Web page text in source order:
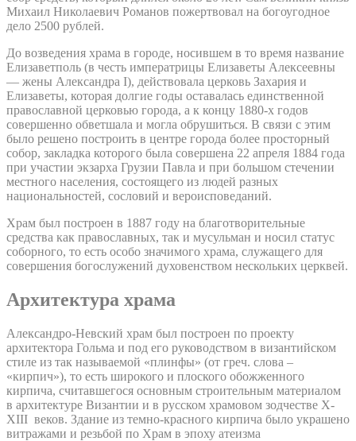
Михаил Николаевич Романов пожертвовал на богоугодное
дело 2500 рублей.
До возведения храма в городе, носившем в то время название
Елизаветполь (в честь императрицы Елизаветы Алексеевны
— жены Александра I), действовала церковь Захария и
Елизаветы, которая долгие годы оставалась единственной
православной церковью города, а к концу 1880-х годов
совершенно обветшала и могла обрушиться. В связи с этим
было решено построить в центре города более просторный
собор, закладка которого была совершена 22 апреля 1884 года
при участии экзарха Грузии Павла и при большом стечении
местного населения, состоящего из людей разных
национальностей, сословий и вероисповеданий.
Храм был построен в 1887 году на благотворительные
средства как православных, так и мусульман и носил статус
соборного, то есть особо значимого храма, служащего для
совершения богослужений духовенством нескольких церквей.
Архитектура храма
Александро-Невский храм был построен по проекту
архитектора Гольма и под его руководством в византийском
стиле из так называемой «плинфы» (от греч. слова –
«кирпич»), то есть широкого и плоского обожженного
кирпича, считавшегося основным строительным материалом
в архитектуре Византии и в русском храмовом зодчестве X-
XIII веков. Здание из темно-красного кирпича было украшено
витражами и резьбой по Храм в эпоху атеизма